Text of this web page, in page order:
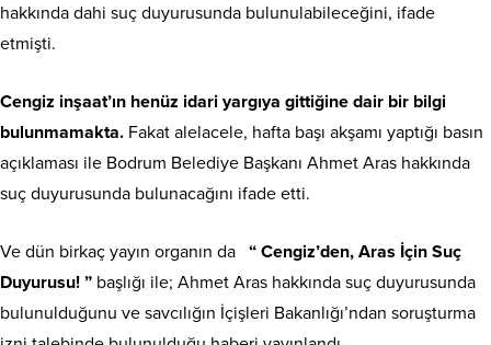
hakkında dahi suç duyurusunda bulunulabileceğini, ifade
etmişti.
Cengiz inşaat’ın henüz idari yargıya gittiğine dair bir bilgi
bulunmamakta. Fakat alelacele, hafta başı akşamı yaptığı basın
açıklaması ile Bodrum Belediye Başkanı Ahmet Aras hakkında
suç duyurusunda bulunacağını ifade etti.
Ve dün birkaç yayın organın da “ Cengiz’den, Aras İçin Suç
Duyurusu! ” başlığı ile; Ahmet Aras hakkında suç duyurusunda
bulunulduğunu ve savcılığın İçişleri Bakanlığı’ndan soruşturma